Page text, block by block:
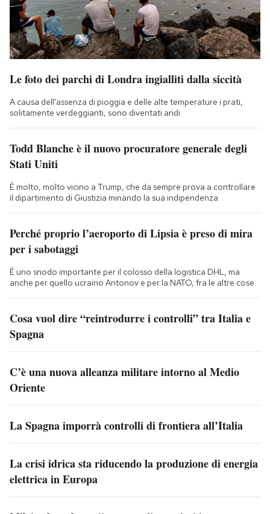
Le foto dei parchi di Londra ingialliti dalla siccità
A causa dell'assenza di pioggia e delle alte temperature i prati,
solitamente verdeggianti, sono diventati aridi
Todd Blanche è il nuovo procuratore generale degli
Stati Uniti
È molto, molto vicino a Trump, che da sempre prova a controllare
il dipartimento di Giustizia minando la sua indipendenza
Perché proprio l’aeroporto di Lipsia è preso di mira
per i sabotaggi
È uno snodo importante per il colosso della logistica DHL, ma
anche per quello ucraino Antonov e per la NATO, fra le altre cose
Cosa vuol dire “reintrodurre i controlli” tra Italia e
Spagna
C’è una nuova alleanza militare intorno al Medio
Oriente
La Spagna imporrà controlli di frontiera all’Italia
La crisi idrica sta riducendo la produzione di energia
elettrica in Europa